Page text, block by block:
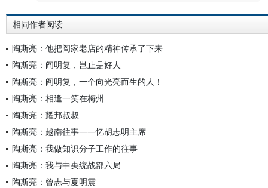
相同作者阅读
陶斯亮：他把阎家老店的精神传承了下来
陶斯亮：阎明复，岂止是好人
陶斯亮：阎明复，一个向光亮而生的人！
陶斯亮：相逢一笑在梅州
陶斯亮：耀邦叔叔
陶斯亮：越南往事——忆胡志明主席
陶斯亮：我做知识分子工作的往事
陶斯亮：我与中央统战部六局
陶斯亮：曾志与夏明震